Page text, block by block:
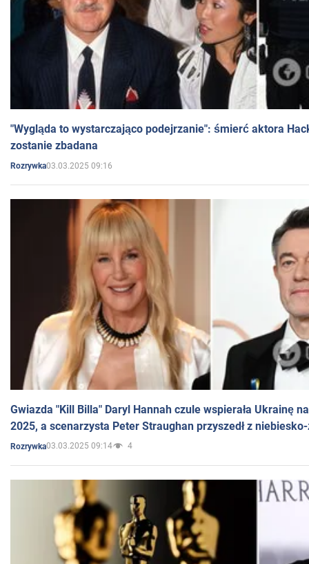
"Wygląda to wystarczająco podejrzanie": śmierć aktora
zostanie zbadana
Rozrywka03.03.2025 09:16
Gwiazda "Kill Billa" Daryl Hannah czule wspierała Ukrainę
2025, a scenarzysta Peter Straughan przyszedł z
Rozrywka03.03.2025 09:14 4